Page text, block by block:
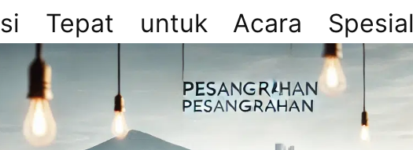
Tepat untuk Acara